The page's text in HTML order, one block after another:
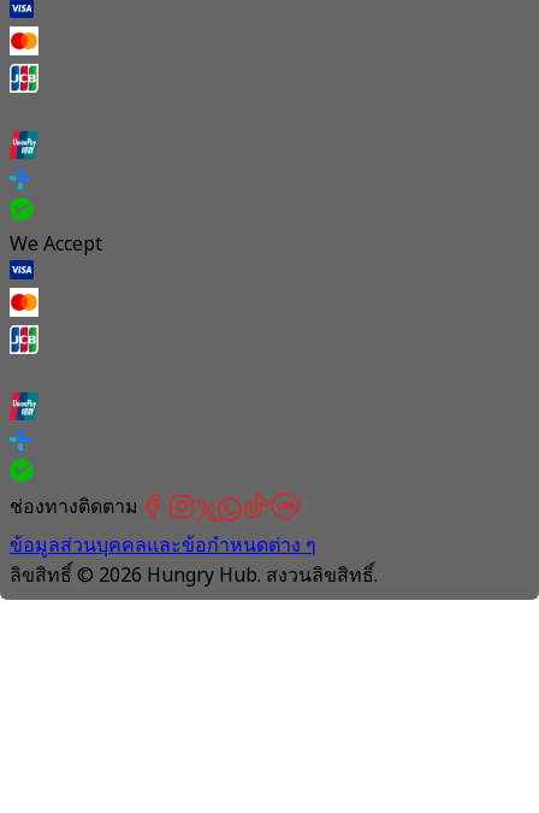
We Accept
ช่องทางติดตาม
ข้อมูลส่วนบุคคลและข้อกำหนดต่าง ๆ
ลิขสิทธิ์ © 2026 Hungry Hub. สงวนลิขสิทธิ์.
Connection